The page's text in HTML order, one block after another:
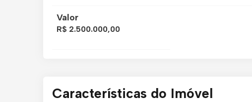
Valor
R$ 2.500.000,00
Características do Imóvel